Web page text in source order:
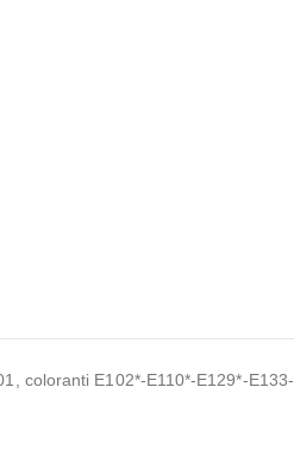
coloranti E102*-E110*-E129*-E133-